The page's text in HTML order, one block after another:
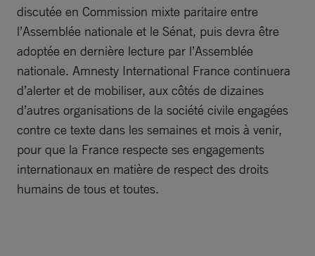
discutée en Commission mixte paritaire entre
l’Assemblée nationale et le Sénat, puis devra être
adoptée en dernière lecture par l’Assemblée
nationale. Amnesty International France continuera
d’alerter et de mobiliser, aux côtés de dizaines
d’autres organisations de la société civile engagées
contre ce texte dans les semaines et mois à venir,
pour que la France respecte ses engagements
internationaux en matière de respect des droits
humains de tous et toutes.